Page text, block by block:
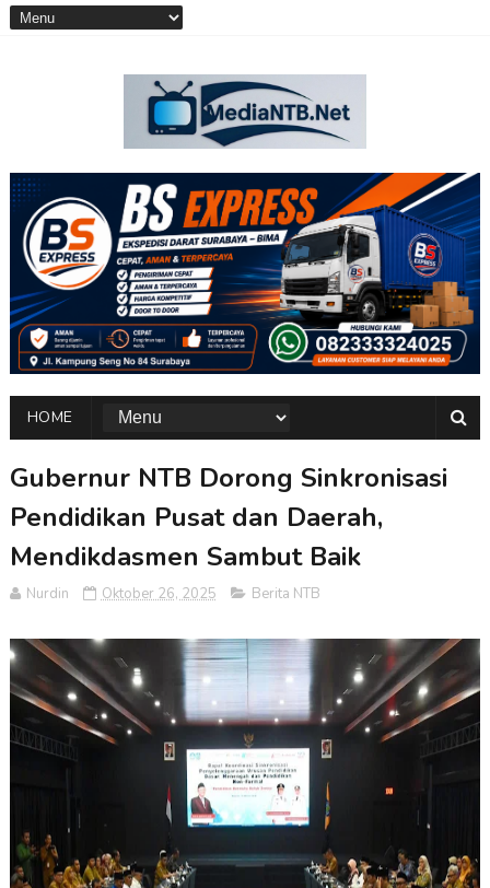
HOME
Gubernur NTB Dorong Sinkronisasi
Pendidikan Pusat dan Daerah,
Mendikdasmen Sambut Baik
Nurdin Oktober 26, 2025 Berita NTB